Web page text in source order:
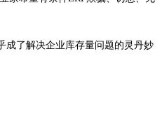
成了解决企业库存量问题的灵丹妙